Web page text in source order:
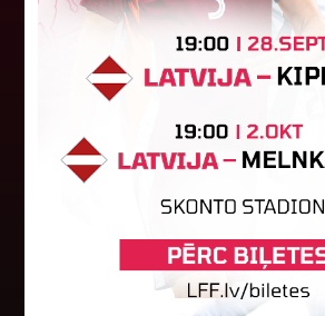
Baltijas kausa izcīņa
maču pret Lietuvu
kausa izcīņas izloze. Šogad turnīrs
Igaunijā. Pusfināla stadijā 28.
spēlēs pret Lietuvu...